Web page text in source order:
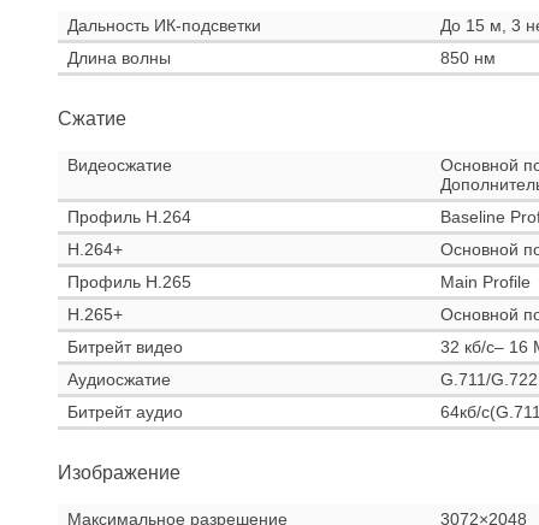
Дальность ИК-подсветки
До 15 м, 3
Длина волны
850 нм
Сжатие
Видеосжатие
Основной
Профиль H.264
Baseline
H.264+
Основной
Профиль H.265
Main Profile
H.265+
Основной
Битрейт видео
32 кб/с– 16
Аудиосжатие
G.711/
Битрейт аудио
64кб/
Изображение
Максимальное разрешение 3072×2048